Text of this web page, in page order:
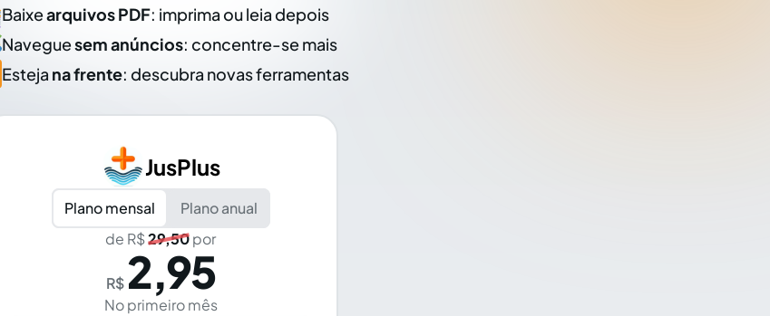
Baixearquivos PDF: imprima ou leia depois
Naveguesem anúncios: concentre-se mais
Esteja na frente: descubra novas ferramentas
JusPlus
Plano mensal
Plano anual
de R$29,50por
R$ 2,95
No primeiro mês